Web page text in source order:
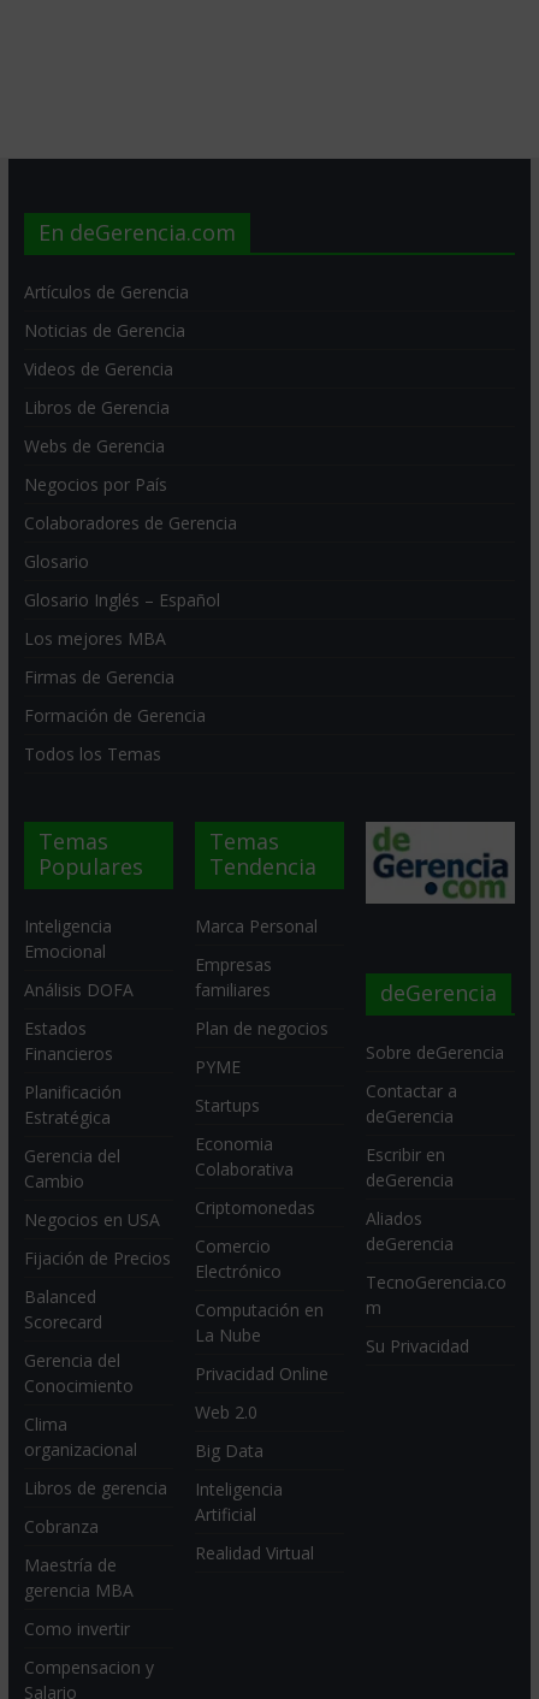
En deGerencia.com
Artículos de Gerencia
Noticias de Gerencia
Videos de Gerencia
Libros de Gerencia
Webs de Gerencia
Negocios por País
Colaboradores de Gerencia
Glosario
Glosario Inglés – Español
Los mejores MBA
Firmas de Gerencia
Formación de Gerencia
Todos los Temas
Temas
Populares
Inteligencia
Emocional
Análisis DOFA
Estados
Financieros
Planificación
Estratégica
Gerencia del
Cambio
Negocios en USA
Fijación de Precios
Balanced
Scorecard
Gerencia del
Conocimiento
Clima
organizacional
Libros de gerencia
Cobranza
Maestría de
gerencia MBA
Como invertir
Compensacion y
Salario
Temas
Tendencia
Marca Personal
Empresas
familiares
Plan de negocios
PYME
Startups
Economia
Colaborativa
Criptomonedas
Comercio
Electrónico
Computación en
La Nube
Privacidad Online
Web 2.0
Big Data
Inteligencia
Artificial
Realidad Virtual
deGerencia
Sobre deGerencia
Contactar a
deGerencia
Escribir en
deGerencia
Aliados
deGerencia
TecnoGerencia.co
m
Su Privacidad